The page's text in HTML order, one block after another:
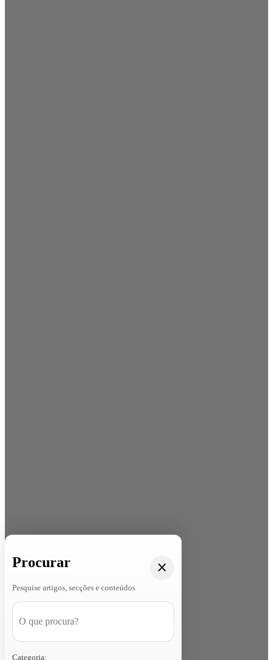
Procurar
Pesquise artigos, secções e conteúdos
Categoria: